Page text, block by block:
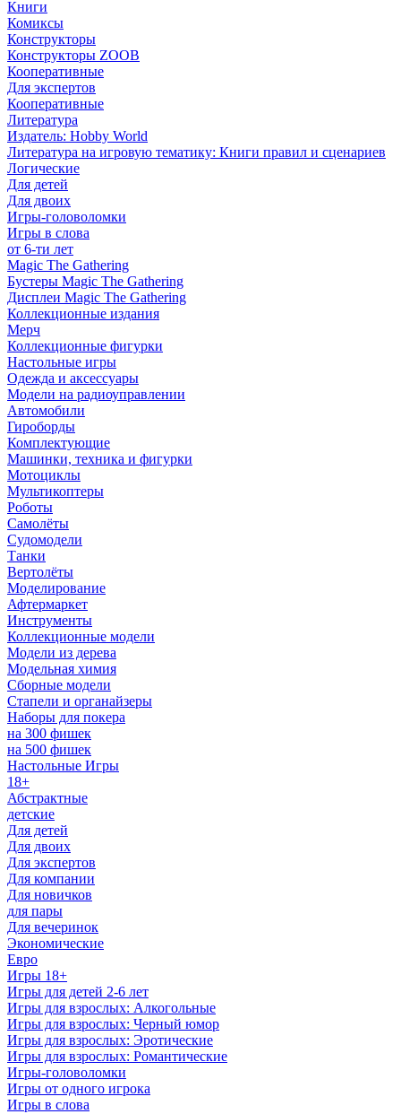
Книги
Комиксы
Конструкторы
Конструкторы ZOOB
Кооперативные
Для экспертов
Кооперативные
Литература
Издатель: Hobby World
Литература на игровую тематику: Книги правил и сценариев
Логические
Для детей
Для двоих
Игры-головоломки
Игры в слова
от 6-ти лет
Magic The Gathering
Бустеры Magic The Gathering
Дисплеи Magic The Gathering
Коллекционные издания
Мерч
Коллекционные фигурки
Настольные игры
Одежда и аксессуары
Модели на радиоуправлении
Автомобили
Гироборды
Комплектующие
Машинки, техника и фигурки
Мотоциклы
Мультикоптеры
Роботы
Самолёты
Судомодели
Танки
Вертолёты
Моделирование
Афтермаркет
Инструменты
Коллекционные модели
Модели из дерева
Модельная химия
Сборные модели
Стапели и органайзеры
Наборы для покера
на 300 фишек
на 500 фишек
Настольные Игры
18+
Абстрактные
детские
Для детей
Для двоих
Для экспертов
Для компании
Для новичков
для пары
Для вечеринок
Экономические
Евро
Игры 18+
Игры для детей 2-6 лет
Игры для взрослых: Алкогольные
Игры для взрослых: Черный юмор
Игры для взрослых: Эротические
Игры для взрослых: Романтические
Игры-головоломки
Игры от одного игрока
Игры в слова